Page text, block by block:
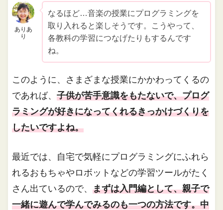
ありあ
り
なるほど…音楽の授業にプログラミングを
取り入れると楽しそうです。こうやって、
各教科の学習につなげたりもするんです
ね。
このように、さまざまな授業にかかわってくるの
であれば、子供が苦手意識をもたないで、プログ
ラミングが好きになってくれるきっかけづくりを
したいですよね。
最近では、自宅で気軽にプログラミングにふれら
れるおもちゃやロボットなどの学習ツールがたく
さん出ているので、まずは入門編として、親子で
一緒に遊んで学んでみるのも一つの方法です。中